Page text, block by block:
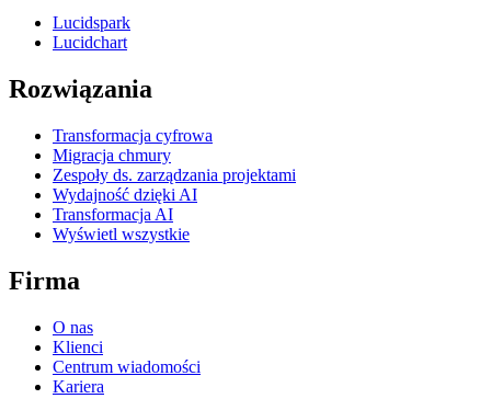
Lucidspark
Lucidchart
Rozwiązania
Transformacja cyfrowa
Migracja chmury
Zespoły ds. zarządzania projektami
Wydajność dzięki AI
Transformacja AI
Wyświetl wszystkie
Firma
O nas
Klienci
Centrum wiadomości
Kariera